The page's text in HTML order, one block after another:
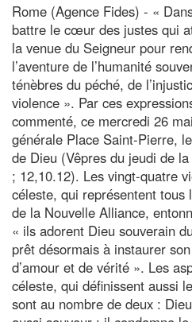
Rome (Agence Fides) - «
battre le cœur des justes qui
la venue du Seigneur pour
l’aventure de l’humanité
ténèbres du péché, de
violence ». Par ces
commenté, ce mercredi 26
générale Place Saint-Pierre,
de Dieu (Vêpres du jeudi de
; 12,10.12). Les vingt-quatre
céleste, qui représentent tous
de la Nouvelle Alliance,
« ils adorent Dieu souverain
prêt désormais à instaurer
d’amour et de vérité ». Les
céleste, qui définissent aussi
sont au nombre de deux :